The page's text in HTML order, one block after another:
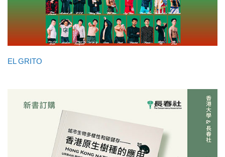
EL GRITO